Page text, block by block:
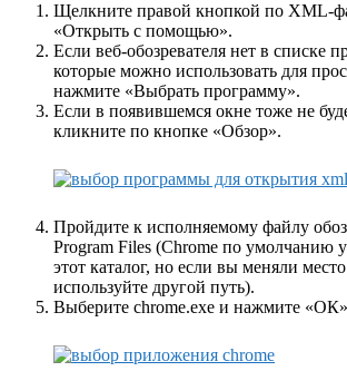
Щелкните правой кнопкой по XML-
«Открыть с помощью».
Если веб-обозревателя нет в списке
которые можно использовать для
нажмите «Выбрать программу».
Если в появившемся окне тоже не
кликните по кнопке «Обзор».
Пройдите к исполняемому файлу
Program Files (Chrome по умолчанию
этот каталог, но если вы меняли
используйте другой путь).
Выберите chrome.exe и нажмите